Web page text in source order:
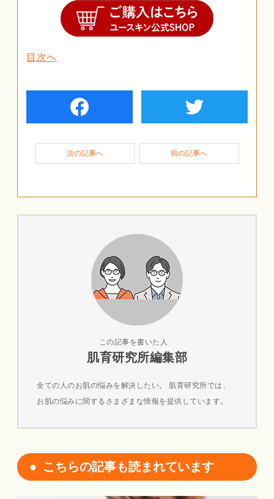
目次へ
facebook twiter
次の記事へ 前の記事へ
この記事を書いた人
肌育研究所編集部
全ての人のお肌の悩みを解決したい。 肌育研究所では、
お肌の悩みに関するさまざまな情報を提供しています。
こちらの記事も読まれています